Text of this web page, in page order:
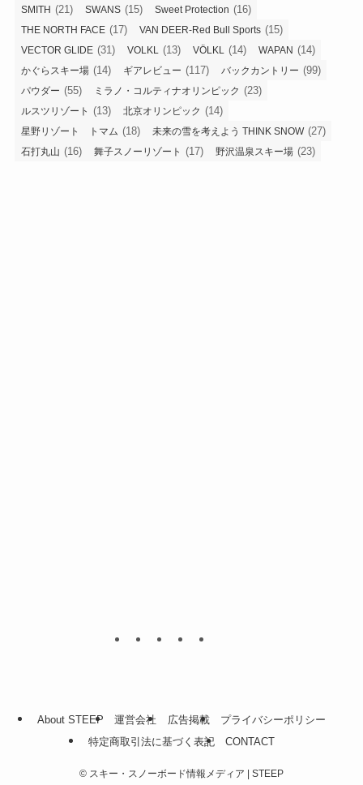
SMITH (21) SWANS (15) Sweet Protection (16)
THE NORTH FACE (17) VAN DEER-Red Bull Sports (15)
VECTOR GLIDE (31) VOLKL (13) VÖLKL (14) WAPAN (14)
かぐらスキー場 (14) ギアレビュー (117) バックカントリー (99)
パウダー (55) ミラノ・コルティナオリンピック (23)
ルスツリゾート (13) 北京オリンピック (14)
星野リゾート トマム (18) 未来の雪を考えよう THINK SNOW(27)
石打丸山 (16) 舞子スノーリゾート (17) 野沢温泉スキー場 (23)
About STEEP 運営会社 広告掲載
プライバシーポリシー
特定商取引法に基づく表記
CONTACT
© スキー・スノーボード情報メディア | STEEP